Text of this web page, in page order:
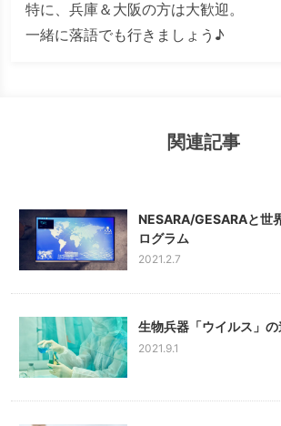
特に、兵庫＆大阪の方は大歓迎。
一緒に落語でも行きましょう♪
関連記事
NESARA/GESARAと世
ログラム
2021.2.7
生物兵器「ウイルス」
2021.9.1